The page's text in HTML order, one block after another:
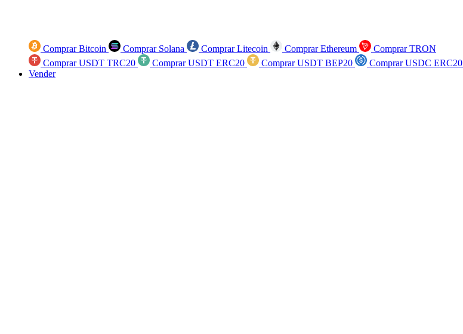
Comprar Bitcoin Comprar Solana Comprar Litecoin Comprar Ethereum
Comprar TRON
Comprar USDT TRC20
Comprar USDT ERC20 Comprar USDT BEP20 Comprar USDC ERC20
Vender